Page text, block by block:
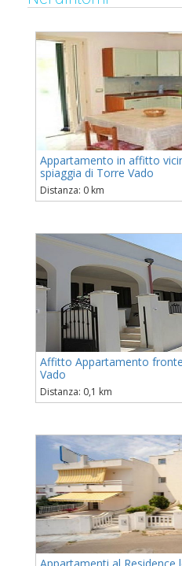
Appartamento in affitto
spiaggia di Torre Vado
Distanza: 0 km
Affitto Appartamento
Vado
Distanza: 0,1 km